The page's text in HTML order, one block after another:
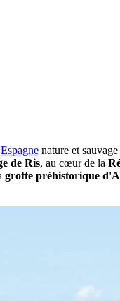
Espagne nature et
de Ris, au cœur de la
grotte préhistorique